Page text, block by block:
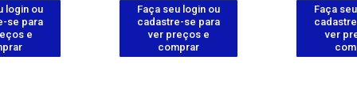
login ou
se para
e
Faça seu login ou
cadastre-se para
ver preços e
comprar
Faça
ver